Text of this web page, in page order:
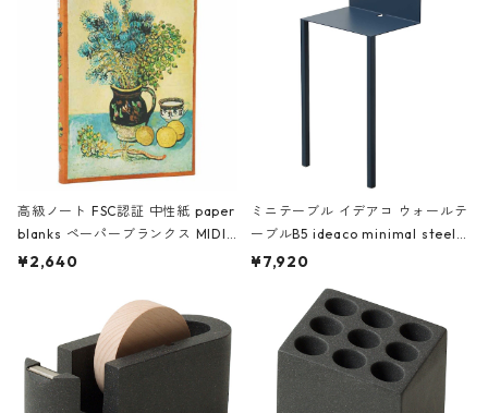
高級ノート FSC認証 中性紙 paper
blanks ペーパーブランクス MIDI
ハードカバー 罫線 ヴァン・ゴッホ
¥2,640
ミニテーブル イデアコ ウォールテ
ーブルB5 ideaco minimal steel f
urniture WALL Table B5 ネイビー
¥7,920